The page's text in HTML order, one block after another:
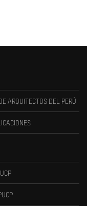
ARQUITECTOS DEL PERÚ